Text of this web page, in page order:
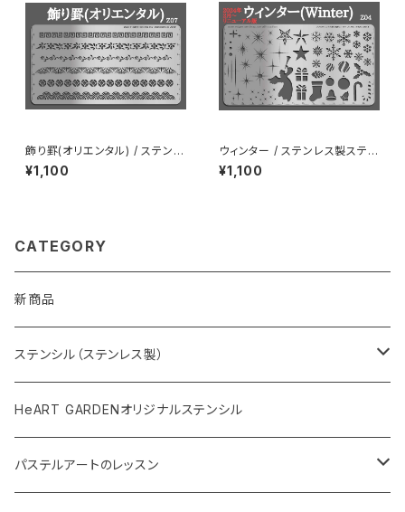
飾り罫(オリエンタル) / ステンレ
ス製ステンシル(z07)
¥1,100
ウィンター / ステンレス製ステン
シル(z04)リニューアル版
¥1,100
CATEGORY
新商品
ステンシル（ステンレス製）
和柄ステンシル
花や葉っぱのステンシル
HeART GARDENオリジナルステンシル
パステルアートのレッスン